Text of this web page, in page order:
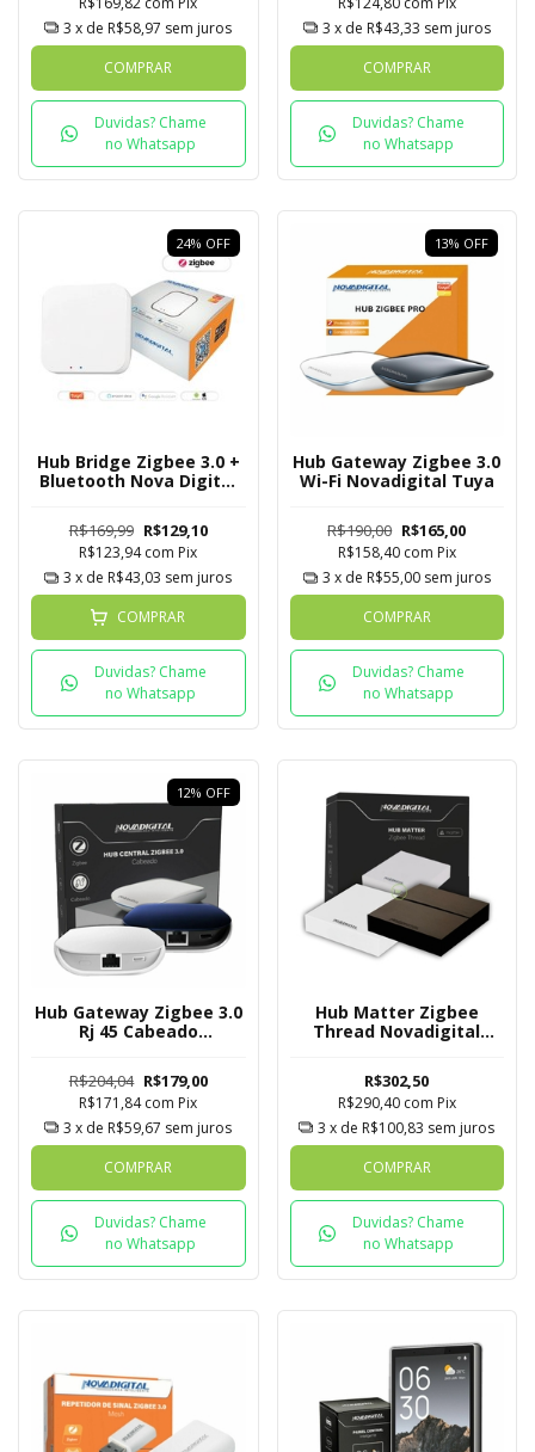
3 x de R$58,97 sem juros
COMPRAR
Duvidas? Chame
no Whatsapp
3 x de R$43,33 sem juros
COMPRAR
Duvidas? Chame
no Whatsapp
24% OFF
Hub Bridge Zigbee 3.0 +
Bluetooth Nova Digital
R$169,99 R$129,10
R$123,94com Pix
3 x de R$43,03 sem juros
COMPRAR
Duvidas? Chame
no Whatsapp
13% OFF
Hub Gateway Zigbee 3.0
Wi-Fi Novadigital Tuya
R$190,00 R$165,00
R$158,40 com Pix
3 x de R$55,00 sem juros
COMPRAR
Duvidas? Chame
no Whatsapp
12% OFF
Hub Gateway Zigbee 3.0
Rj 45 Cabeado
R$204,04 R$179,00
R$171,84com Pix
3 x de R$59,67 sem juros
COMPRAR
Duvidas? Chame
no Whatsapp
Hub Matter Zigbee
Thread Novadigital
R$302,50
R$290,40 com Pix
3 x de R$100,83 sem juros
COMPRAR
Duvidas? Chame
no Whatsapp